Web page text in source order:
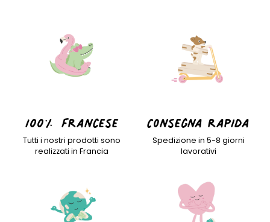
100% francese
Tutti i nostri prodotti sono
realizzati in Francia
Consegna rapida
Spedizione in 5-8 giorni
lavorativi